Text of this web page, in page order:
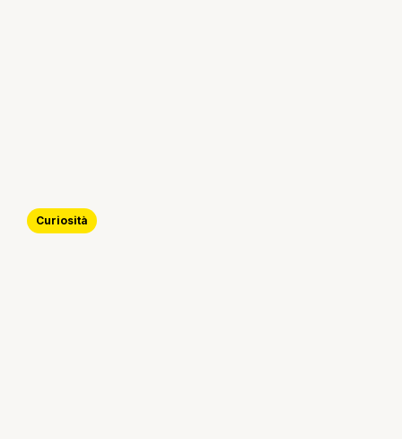
Curiosità